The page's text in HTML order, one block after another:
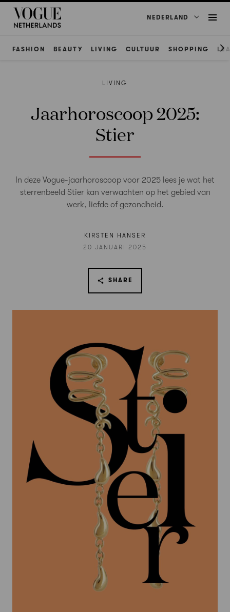
NEDERLAND
FASHION BEAUTY LIVING CULTUUR SHOPPING
LIVING
Jaarhoroscoop 2025:
Stier
In deze Vogue-jaarhoroscoop voor 2025 lees je wat het
sterrenbeeld Stier kan verwachten op het gebied van
werk, liefde of gezondheid.
KIRSTEN HANSER
20 JANUARI 2025
SHARE